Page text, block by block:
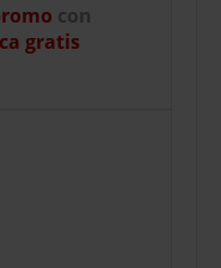
con
gratis